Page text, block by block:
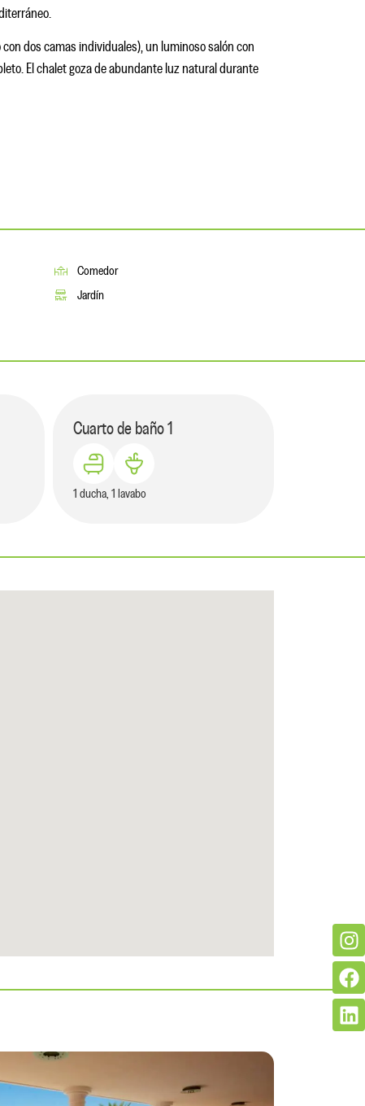
dos camas individuales), un luminoso salón con
El chalet goza de abundante luz natural durante
Comedor
Jardín
Cuarto de baño1
1 ducha, 1 lavabo